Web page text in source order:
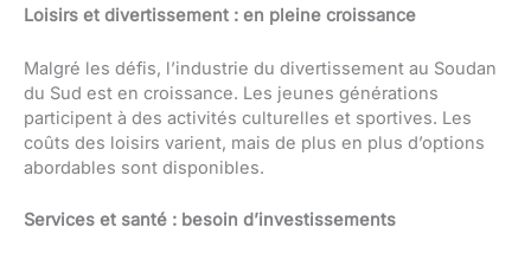
Loisirs et divertissement : en pleine croissance
Malgré les défis, l’industrie du divertissement au Soudan
du Sud est en croissance. Les jeunes générations
participent à des activités culturelles et sportives. Les
coûts des loisirs varient, mais de plus en plus d’options
abordables sont disponibles.
Services et santé : besoin d’investissements